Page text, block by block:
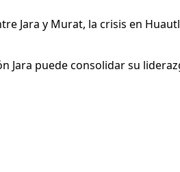
y Murat, la crisis en
Jara puede consolidar su